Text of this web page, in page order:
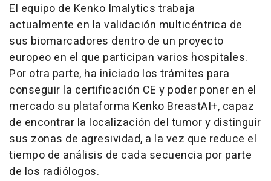
El equipo de Kenko Imalytics trabaja
actualmente en la validación multicéntrica de
sus biomarcadores dentro de un proyecto
europeo en el que participan varios hospitales.
Por otra parte, ha iniciado los trámites para
conseguir la certificación CE y poder poner en el
mercado su plataforma Kenko BreastAI+, capaz
de encontrar la localización del tumor y distinguir
sus zonas de agresividad, a la vez que reduce el
tiempo de análisis de cada secuencia por parte
de los radiólogos.